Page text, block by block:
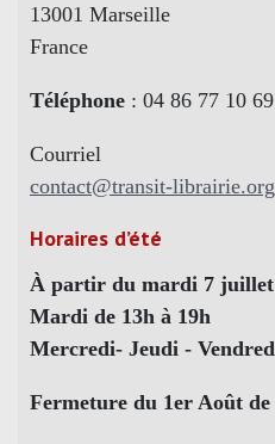
13001 Marseille
France
Téléphone : 04 86 77 10 69
Courriel
contact@transit-librairie.org
Horaires d’été
À partir du mardi 7 juillet
Mardi de 13h à 19h
Mercredi- Jeudi -
Fermeture du 1er Août